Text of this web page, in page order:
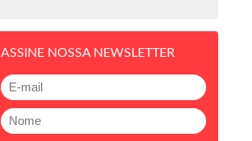
ASSINE NOSSA NEWSLETTER